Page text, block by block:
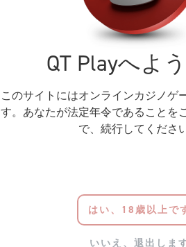
QT Playへよ
このサイトにはオンラインカジノゲ
す。あなたが法定年令であることを
で、続行してください
はい、18歳以上で
いいえ、退出しま